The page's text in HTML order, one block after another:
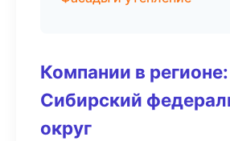
Компании в регионе:
Сибирский
округ